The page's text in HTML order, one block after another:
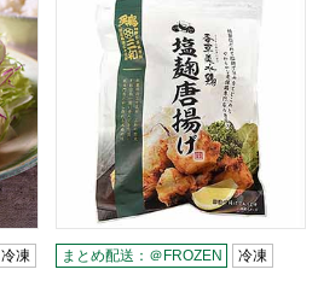
冷凍 まとめ配送：＠FROZEN 冷凍